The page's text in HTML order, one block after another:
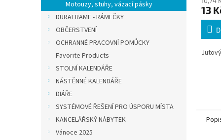
Motouzy, stuhy, vázací pásky
DURAFRAME - RÁMEČKY
OBČERSTVENÍ
OCHRANNÉ PRACOVNÍ POMŮCKY
Favorite Products
STOLNÍ KALENDÁŘE
NÁSTĚNNÉ KALENDÁŘE
DIÁŘE
SYSTÉMOVÉ ŘEŠENÍ PRO ÚSPORU MÍSTA
KANCELÁŘSKÝ NÁBYTEK
Vánoce 2025
13